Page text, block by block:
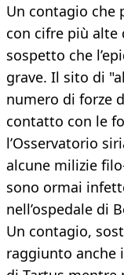
Un contagio che
con cifre più alte
sospetto che
grave. Il sito di
numero di forze
contatto con le
l’Osservatorio
alcune milizie
sono ormai
nell’ospedale di
Un contagio,
raggiunto anche